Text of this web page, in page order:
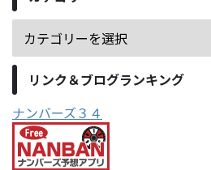
リンク＆ブログランキング
ナンバーズ３４